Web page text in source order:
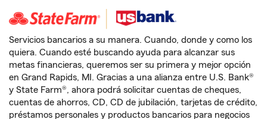
Servicios bancarios a su manera. Cuando, donde y como los
quiera. Cuando esté buscando ayuda para alcanzar sus
metas financieras, queremos ser su primera y mejor opción
en Grand Rapids, MI. Gracias a una alianza entre U.S. Bank®
y State Farm®, ahora podrá solicitar cuentas de cheques,
cuentas de ahorros, CD, CD de jubilación, tarjetas de crédito,
préstamos personales y productos bancarios para negocios